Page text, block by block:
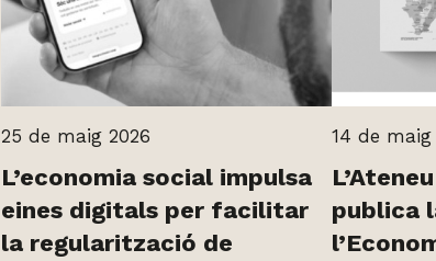
25 de maig 2026
L’economia social impulsa
eines digitals per facilitar
la regularització de
14 de maig
publica